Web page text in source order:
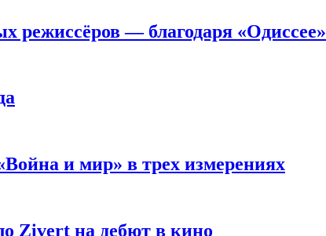
режиссёров — благодаря «Одиссее»
и мир» в трех измерениях
Zivert на дебют в кино